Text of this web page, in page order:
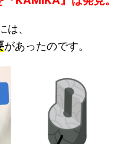
、
があったのです。